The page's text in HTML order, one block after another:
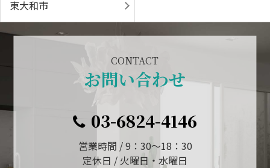
東大和市
CONTACT
お問い合わせ
03-6824-4146
営業時間 / 9：30～18：30
定休日 / 火曜日・水曜日